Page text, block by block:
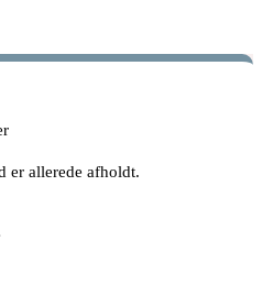
er allerede afholdt.